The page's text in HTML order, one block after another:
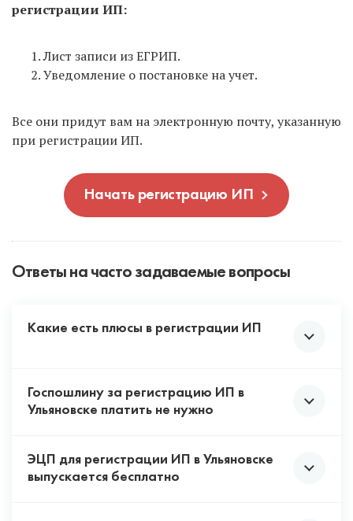
регистрации ИП:
Лист записи из ЕГРИП.
Уведомление о постановке на учет.
Все они придут вам на электронную почту, указанную
при регистрации ИП.
Начать регистрацию ИП
Ответы на часто задаваемые вопросы
Какие есть плюсы в регистрации ИП
Проще всего оформить, нужен только
нужен бухгалтер.
Штрафы меньше, чем у ООО.
Госпошлину за регистрацию ИП в
Ульяновске платить не нужно
С 1 января 2026 года за онлайн-подачу
документов для регистрации ИП не взимается
ЭЦП для регистрации ИП в Ульяновске
выпускается бесплатно